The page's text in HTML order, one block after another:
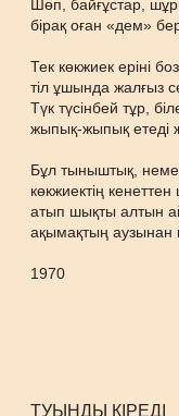
Шөп, байғұстар,
бірақ оған «дем»
Тек көкжиек еріні
тіл ұшында жалғыз
Түк түсінбей тұр,
жыпық-жыпық етеді
Бұл тыныштық,
көкжиектің
атып шықты алтын
ақымақтың аузынан
1970
ТУЫНДЫ КІРЕДІ